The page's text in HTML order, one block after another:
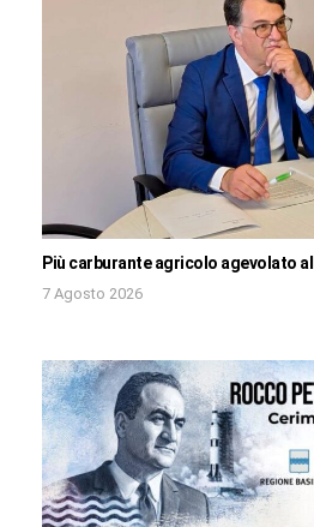
Più carburante agricolo agevolato
7 Agosto 2026